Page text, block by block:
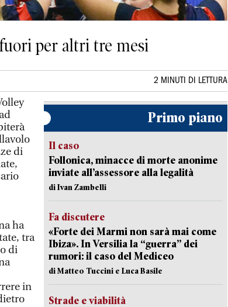
per altri tre mesi
2 MINUTI DI LETTURA
di
ha
tra
di
in
Primo piano
Il caso
Follonica, minacce di morte anonime
inviate all’assessore alla legalità
di Ivan Zambelli
Fa discutere
«Forte dei Marmi non sarà mai come
Ibiza». In Versilia la “guerra” dei
rumori: il caso del Mediceo
di Matteo Tuccini e Luca Basile
Strade e viabilità